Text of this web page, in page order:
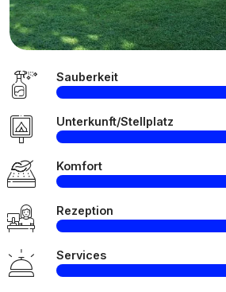
Sauberkeit
Unterkunft/Stellplatz
Komfort
Rezeption
Services